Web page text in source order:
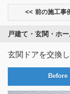
<< 前の施工事
戸建て・玄関・ホ
玄関ドアを交換し
Before